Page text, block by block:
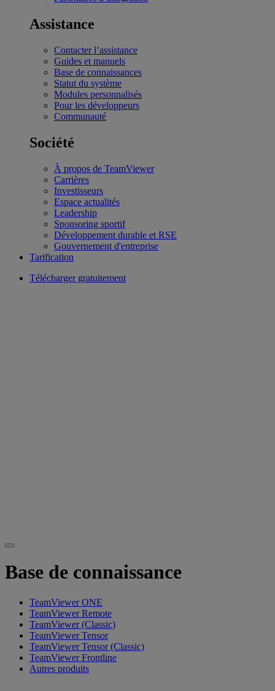
Assistance
Contacter l’assistance
Guides et manuels
Base de connaissances
Statut du système
Modules personnalisés
Pour les développeurs
Communauté
Société
À propos de TeamViewer
Carrières
Investisseurs
Espace actualités
Leadership
Sponsoring sportif
Développement durable et RSE
Gouvernement d'entreprise
Tarification
Télécharger gratuitement
Base de connaissance
TeamViewer ONE
TeamViewer Remote
TeamViewer (Classic)
TeamViewer Tensor
TeamViewer Tensor (Classic)
TeamViewer Frontline
Autres produits